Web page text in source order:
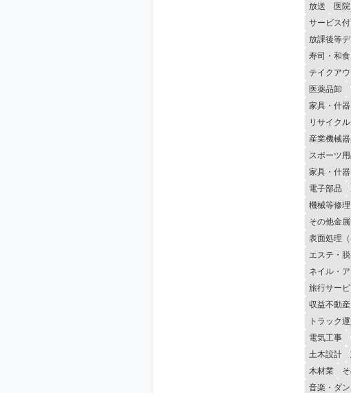
放送
医
サービス
放課後等
寿司・和食
テイクア
医薬品卸
家具・什
リサイク
産業機械
スポーツ
家具・什
電子部品
機械等修
その他金
表面処理
エステ・
ネイル・
旅行サー
収益不動産
トラック
電気工事
土木設計
木材業
音楽・ダ